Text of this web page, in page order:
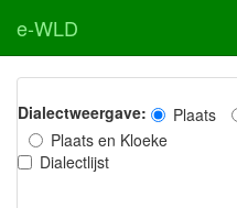
e-WLD
Dialectweergave: Plaats
Plaats en Kloeke
Dialectlijst